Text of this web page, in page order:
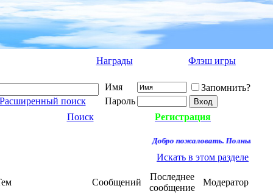
Награды Флэш игры
Расширенный поиск
Имя
Запомнить?
Пароль
Поиск Регистрация
Добро пожаловать. Полный
Искать в этом разделе
Сообщений
Последнее
сообщение
Модератор